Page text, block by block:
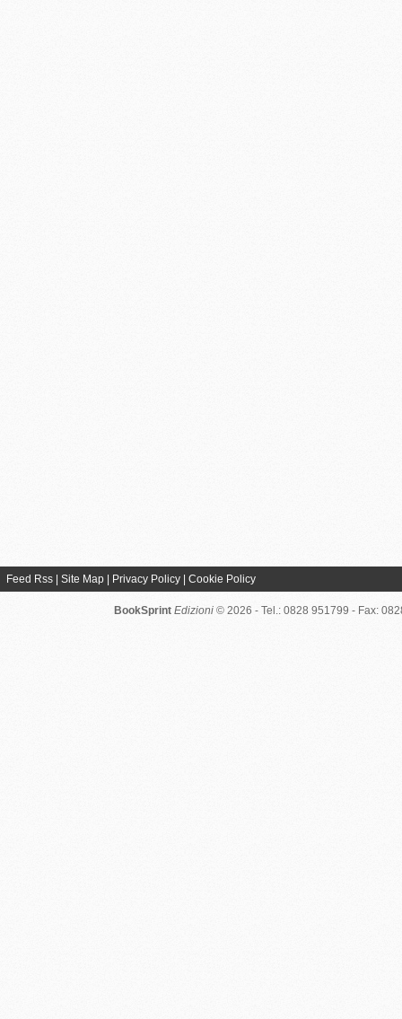
Feed Rss Site Map Privacy Policy Cookie Policy
BookSprint Edizioni © 2026 - Tel.: 0828 951799 - Fax: